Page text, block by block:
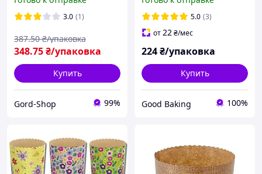
пасхальные для
пасхальной выпечки
3.0 (1)
348.75₴/упаковка
387.50 ₴/упаковка
Купить
Gord-Shop 99%
серия с цветами 4/ 50 шт/
уп
5.0 (3)
от22₴/мес
224₴/упаковка
Купить
Good Baking 100%